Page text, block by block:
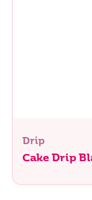
Drip
Cake Drip